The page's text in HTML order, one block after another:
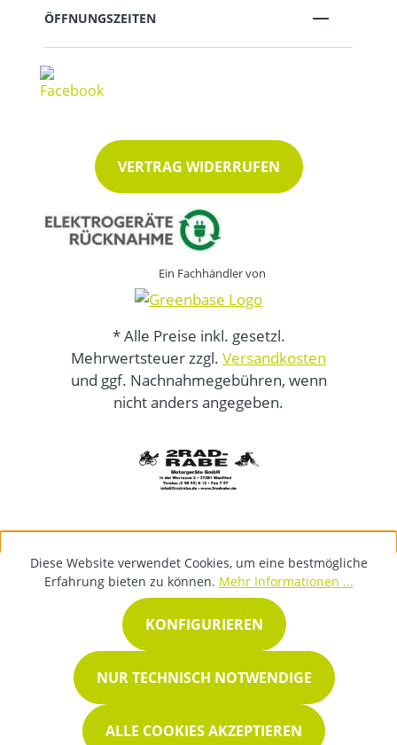
ÖFFNUNGSZEITEN
VERTRAG WIDERRUFEN
Ein Fachhändler von
* Alle Preise inkl. gesetzl.
Mehrwertsteuer zzgl. Versandkosten
und ggf. Nachnahmegebühren, wenn
nicht anders angegeben.
Diese Website verwendet Cookies, um eine bestmögliche
Erfahrung bieten zu können. Mehr Informationen ...
NUR TECHNISCH NOTWENDIGE
KONFIGURIEREN
ALLE COOKIES AKZEPTIEREN